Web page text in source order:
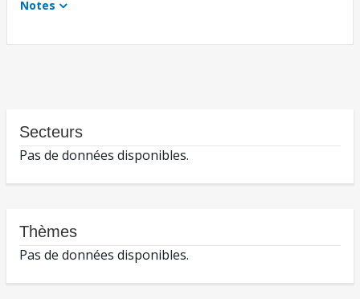
Notes
Secteurs
Pas de données disponibles.
Thèmes
Pas de données disponibles.